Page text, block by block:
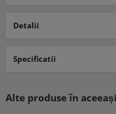
Detalii
Specificatii
Alte produse în